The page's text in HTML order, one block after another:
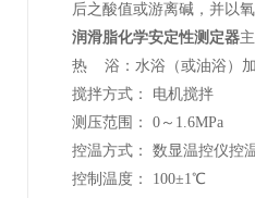
后之酸值或游离碱，并以
润滑脂化学安定性测定器
热 浴：水浴（或油浴）
搅拌方式： 电机搅拌
测压范围： 0～1.6MPa
控温方式： 数显温控仪控
控制温度： 100±1℃